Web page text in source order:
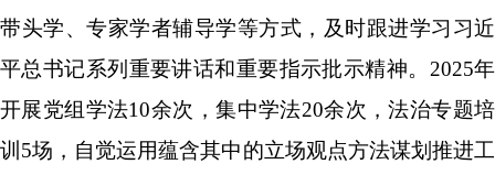
带头学、专家学者辅导学等方式，及时跟进学习习近
平总书记系列重要讲话和重要指示批示精神。 2025年
开展党组学法10余次，集中学法20余次，法治专题培
训 5场， 自觉运用蕴含其中的立场观点方法谋划推进工